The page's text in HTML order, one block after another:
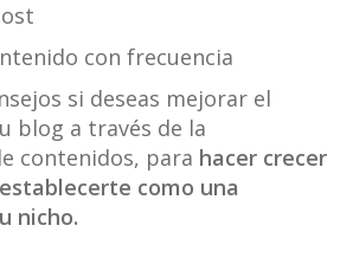
con frecuencia
si deseas mejorar el
blog a través de la
contenidos, para hacer crecer
como una
nicho.